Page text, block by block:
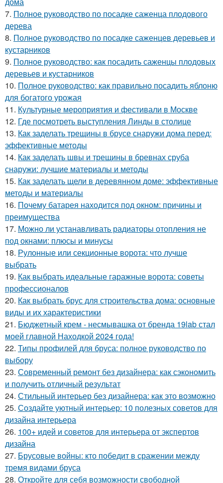
7. Полное руководство по посадке саженца плодового
дерева
8. Полное руководство по посадке саженцев деревьев и
кустарников
9. Полное руководство: как посадить саженцы плодовых
деревьев и кустарников
10. Полное руководство: как правильно посадить яблоню
для богатого урожая
11. Культурные мероприятия и фестивали в Москве
12. Где посмотреть выступления Линды в столице
13. Как заделать трещины в брусе снаружи дома перед:
эффективные методы
14. Как заделать швы и трещины в бревнах сруба
снаружи: лучшие материалы и методы
15. Как заделать щели в деревянном доме: эффективные
методы и материалы
16. Почему батарея находится под окном: причины и
преимущества
17. Можно ли устанавливать радиаторы отопления не
под окнами: плюсы и минусы
18. Рулонные или секционные ворота: что лучше
выбрать
19. Как выбрать идеальные гаражные ворота: советы
профессионалов
20. Как выбрать брус для строительства дома: основные
виды и их характеристики
21. Бюджетный крем - несмывашка от бренда 19lab стал
моей главной Находкой 2024 года!
22. Типы профилей для бруса: полное руководство по
выбору
23. Современный ремонт без дизайнера: как сэкономить
и получить отличный результат
24. Стильный интерьер без дизайнера: как это возможно
25. Создайте уютный интерьер: 10 полезных советов для
дизайна интерьера
26. 100+ идей и советов для интерьера от экспертов
дизайна
27. Брусовые войны: кто победит в сражении между
тремя видами бруса
28. Откройте для себя возможности свободной